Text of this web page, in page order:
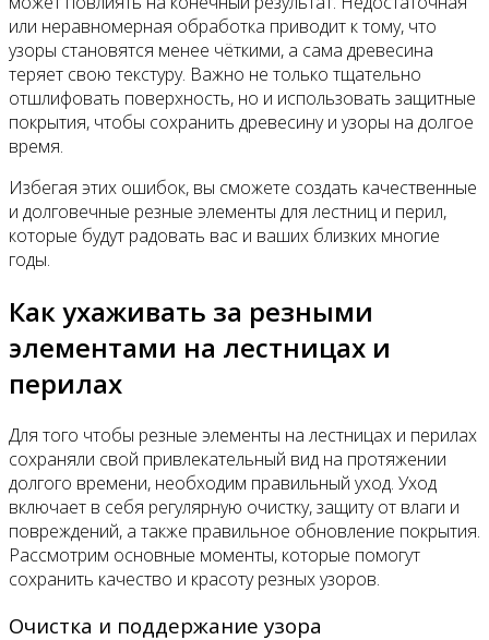
или неравномерная обработка приводит к тому, что
узоры становятся менее чёткими, а сама древесина
теряет свою текстуру. Важно не только тщательно
отшлифовать поверхность, но и использовать защитные
покрытия, чтобы сохранить древесину и узоры на долгое
время.
Избегая этих ошибок, вы сможете создать качественные
и долговечные резные элементы для лестниц и перил,
которые будут радовать вас и ваших близких многие
годы.
Как ухаживать за резными
элементами на лестницах и
перилах
Для того чтобы резные элементы на лестницах и перилах
сохраняли свой привлекательный вид на протяжении
долгого времени, необходим правильный уход. Уход
включает в себя регулярную очистку, защиту от влаги и
повреждений, а также правильное обновление покрытия.
Рассмотрим основные моменты, которые помогут
сохранить качество и красоту резных узоров.
Очистка и поддержание узора